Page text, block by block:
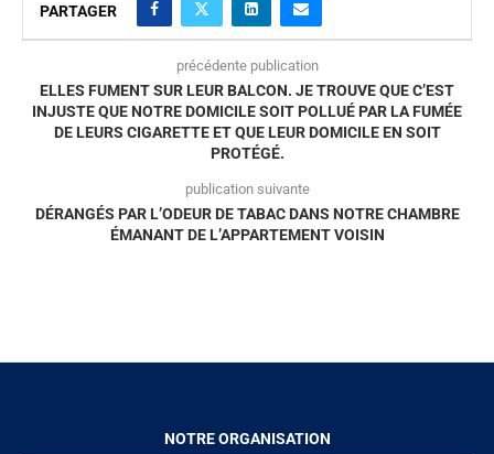
PARTAGER
précédente publication
ELLES FUMENT SUR LEUR BALCON. JE TROUVE QUE C’EST
INJUSTE QUE NOTRE DOMICILE SOIT POLLUÉ PAR LA FUMÉE
DE LEURS CIGARETTE ET QUE LEUR DOMICILE EN SOIT
PROTÉGÉ.
publication suivante
DÉRANGÉS PAR L’ODEUR DE TABAC DANS NOTRE CHAMBRE
ÉMANANT DE L’APPARTEMENT VOISIN
NOTRE ORGANISATION